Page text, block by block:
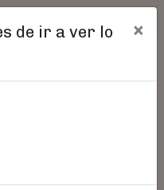
de ir a ver lo
×